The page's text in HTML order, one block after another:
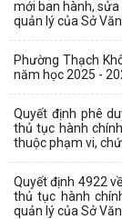
mới ban hành,
quản lý của Sở Văn...
Phường Thạch
năm học 2025 -
Quyết định phê
thủ tục hành
thuộc phạm vi,
Quyết định 4922
thủ tục hành
quản lý của Sở Văn...